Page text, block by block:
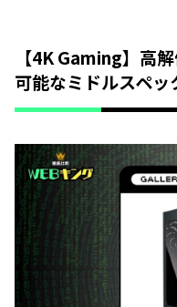
【4K Gaming】高
可能なミドルスペッ